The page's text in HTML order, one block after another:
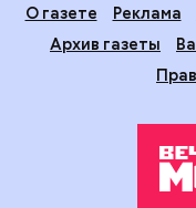
О газете Реклама
Архив газеты